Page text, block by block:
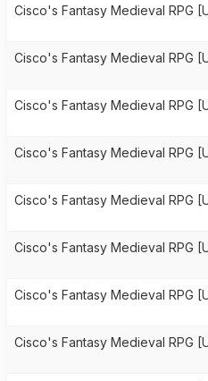
Cisco's Fantasy Medieval RPG
Cisco's Fantasy Medieval RPG
Cisco's Fantasy Medieval RPG
Cisco's Fantasy Medieval RPG
Cisco's Fantasy Medieval RPG
Cisco's Fantasy Medieval RPG
Cisco's Fantasy Medieval RPG
Cisco's Fantasy Medieval RPG